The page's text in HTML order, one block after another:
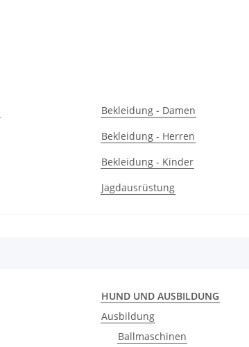
Bekleidung - Damen
Bekleidung - Herren
Bekleidung - Kinder
Jagdausrüstung
HUND UND AUSBILDUNG
Ausbildung
Ballmaschinen